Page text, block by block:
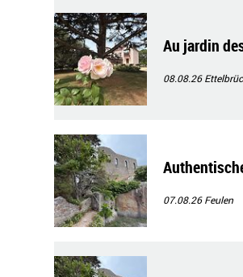
Au jardin
08.08.26
07.08.26Feulen